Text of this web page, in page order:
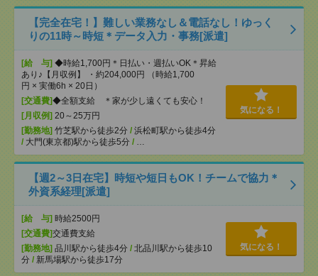
【完全在宅！】難しい業務なし＆電話なし！ゆっく
りの11時～時短＊データ入力・事務[派遣]
[給 与] ◆時給1,700円＊日払い・週払いOK＊昇給
あり♪【月収例】 ・約204,000円 （時給1,700
円 × 実働6h × 20日）
[交通費]◆全額支給 ＊家が少し遠くても安心！
[月収例] 20～25万円
[勤務地] 竹芝駅から徒歩2分 / 浜松町駅から徒歩4分
/ 大門(東京都)駅から徒歩5分 / …
気になる！
【週2～3日在宅】時短や短日もOK！チームで協力＊
外資系経理[派遣]
[給 与] 時給2500円
[交通費]交通費支給
[勤務地] 品川駅から徒歩4分 / 北品川駅から徒歩10
分 / 新馬場駅から徒歩17分
気になる！